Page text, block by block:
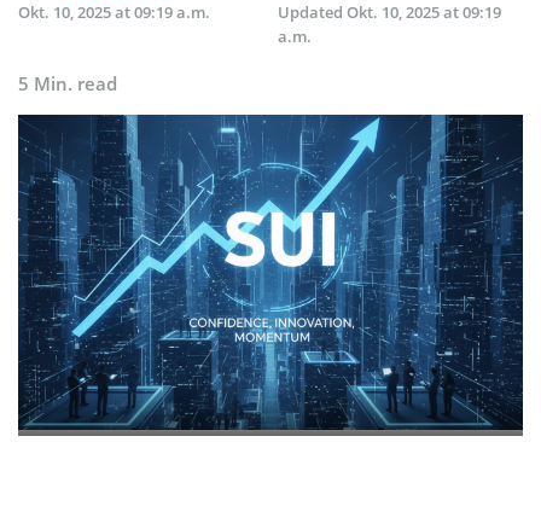
Okt. 10, 2025 at 09:19 a.m.
Updated Okt. 10, 2025 at 09:19
a.m.
5 Min. read